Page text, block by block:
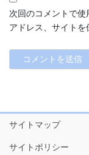
次回のコメントで
アドレス、サイトを
サイトマップ
サイトポリシー